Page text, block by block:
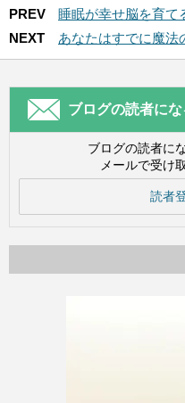
PREV
睡眠が幸せ脳を育て
NEXT
あなたはすでに魔法
ブログの読者にな
ブログの読者に
メールで受け
読者